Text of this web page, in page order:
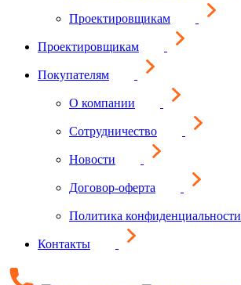
Проектировщикам
Проектировщикам
Покупателям
О компании
Сотрудничество
Новости
Договор-оферта
Политика конфиденциальности
Контакты